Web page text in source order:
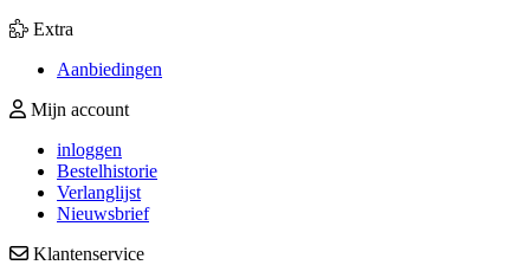
Extra
Aanbiedingen
Mijn account
inloggen
Bestelhistorie
Verlanglijst
Nieuwsbrief
Klantenservice